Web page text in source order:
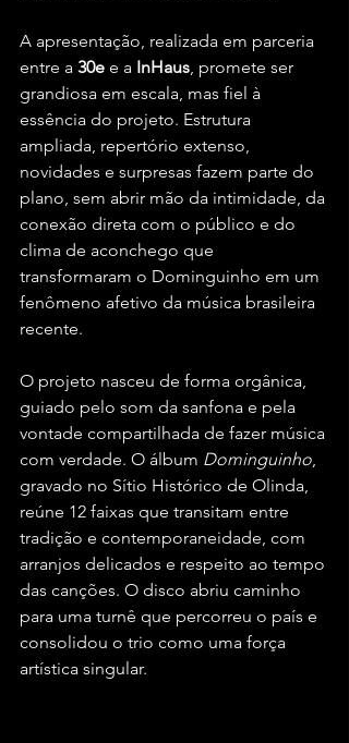
A apresentação, realizada em parceria
entre a 30e e a InHaus , promete ser
grandiosa em escala, mas fiel à
essência do projeto. Estrutura
ampliada, repertório extenso,
novidades e surpresas fazem parte do
plano, sem abrir mão da intimidade, da
conexão direta com o público e do
clima de aconchego que
transformaram o Dominguinho em um
fenômeno afetivo da música brasileira
recente.
O projeto nasceu de forma orgânica,
guiado pelo som da sanfona e pela
vontade compartilhada de fazer música
com verdade. O álbum Dominguinho
gravado no Sítio Histórico de Olinda,
reúne 12 faixas que transitam entre
tradição e contemporaneidade, com
arranjos delicados e respeito ao tempo
das canções. O disco abriu caminho
para uma turnê que percorreu o país e
consolidou o trio como uma força
artística singular.